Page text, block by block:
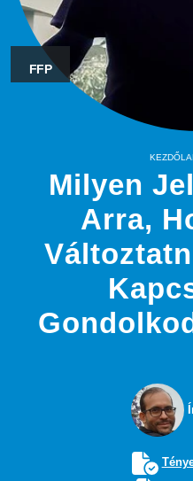
FFP
Milyen
Arra,